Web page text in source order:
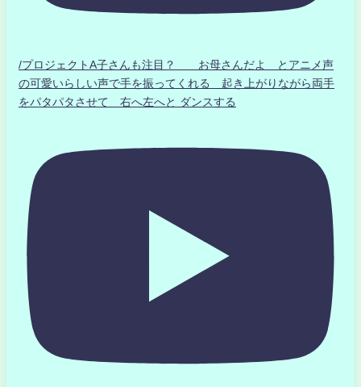
/プロジェクトA子さんも注目？ お母さんだよ とアニメ声
の可愛いらしい声で手を振ってくれる 起き上がりながら両手
をパタパタさせて 右へ左へと ダンスする